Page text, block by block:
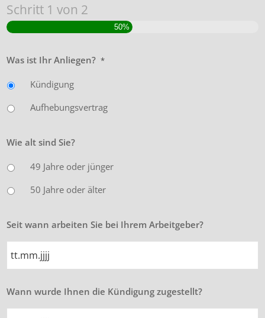
Schritt 1 von 2
50%
Was ist Ihr Anliegen? *
Kündigung
Aufhebungsvertrag
Wie alt sind Sie?
49 Jahre oder jünger
50 Jahre oder älter
Seit wann arbeiten Sie bei Ihrem Arbeitgeber?
Punkt
MM
Wann wurde Ihnen die Kündigung zugestellt?